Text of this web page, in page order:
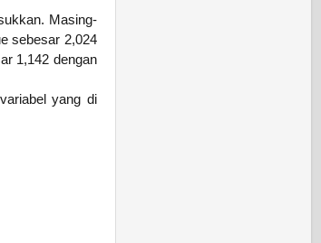
Masing-
sebesar 2,024
1,142 dengan
yang di